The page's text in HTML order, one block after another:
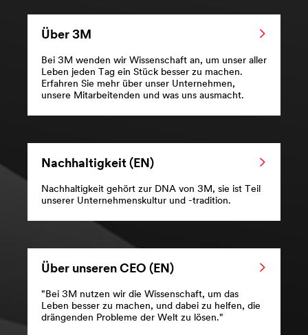
Über 3M
Bei 3M wenden wir Wissenschaft an, um unser aller
Leben jeden Tag ein Stück besser zu machen.
Erfahren Sie mehr über unser Unternehmen,
unsere Mitarbeitenden und was uns ausmacht.
Nachhaltigkeit (EN)
Nachhaltigkeit gehört zur DNA von 3M, sie ist Teil
unserer Unternehmenskultur und -tradition.
Über unseren CEO (EN)
"Bei 3M nutzen wir die Wissenschaft, um das
Leben besser zu machen, und dabei zu helfen, die
drängenden Probleme der Welt zu lösen."